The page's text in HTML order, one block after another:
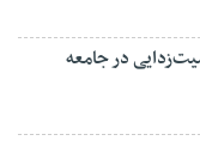
در جامعه